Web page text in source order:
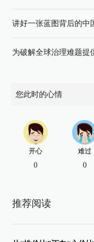
讲好一张蓝图背后的中
为破解全球治理难题提
您此时的心情
开心
0
难过
0
推荐阅读